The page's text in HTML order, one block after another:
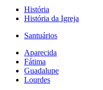
História
História da Igreja
Santuários
Aparecida
Fátima
Guadalupe
Lourdes